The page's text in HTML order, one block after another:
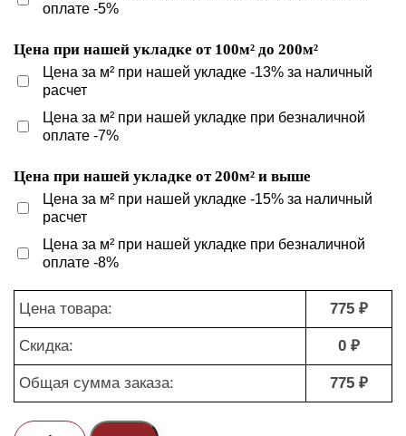
оплате -5%
Цена при нашей укладке от 100м² до 200м²
Цена за м² при нашей укладке -13% за наличный
расчет
Цена за м² при нашей укладке при безналичной
оплате -7%
Цена при нашей укладке от 200м² и выше
Цена за м² при нашей укладке -15% за наличный
расчет
Цена за м² при нашей укладке при безналичной
оплате -8%
Цена товара: 775 ₽
Скидка: 0 ₽
Общая сумма заказа: 775 ₽